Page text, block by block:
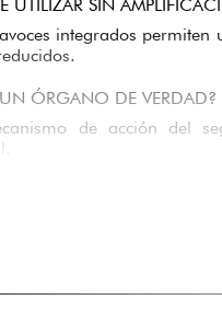
UTILIZAR SIN
integrados
UN ÓRGANO DE VERDAD?
de acción del
de una memoria interna,
principiantes e